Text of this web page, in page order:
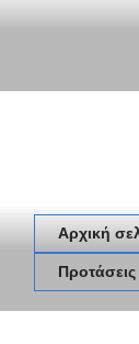
Αρχική
Προτάσεις